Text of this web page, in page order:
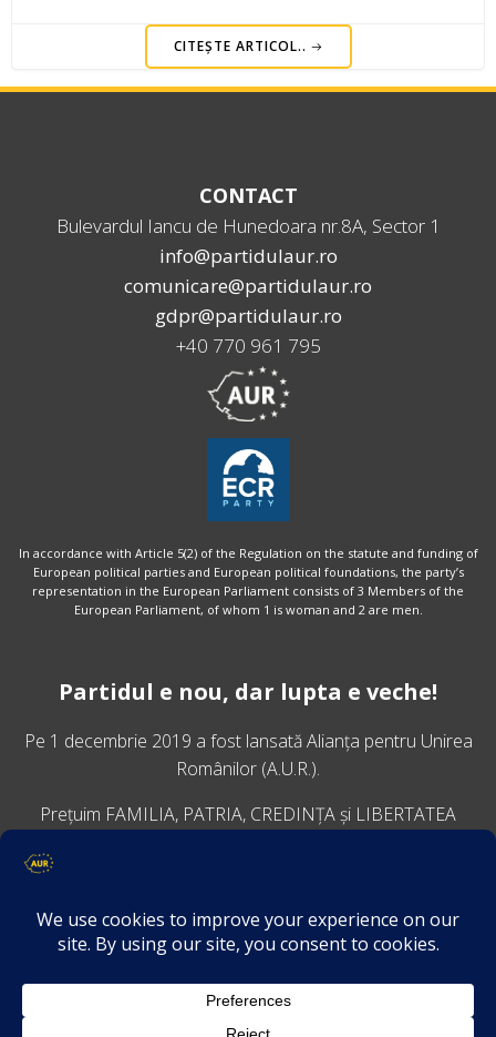
CITEȘTE ARTICOL..
CONTACT
Bulevardul Iancu de Hunedoara nr.8A, Sector 1
info@partidulaur.ro
comunicare@partidulaur.ro
gdpr@partidulaur.ro
+40 770 961 795
In accordance with Article 5(2) of the Regulation on the statute and funding of
European political parties and European political foundations, the party’s
representation in the European Parliament consists of 3 Members of the
European Parliament, of whom 1 is woman and 2 are men.
Partidul e nou, dar lupta e veche!
Pe 1 decembrie 2019 a fost lansatăAlianța pentru Unirea
Românilor (A.U.R.).
Prețuim FAMILIA, PATRIA, CREDINȚA și LIBERTATEA
VINO ALĂTURI DE NOI
Descarcă aplicația Platforma AUR
Termeni și condiții de confidențialitate